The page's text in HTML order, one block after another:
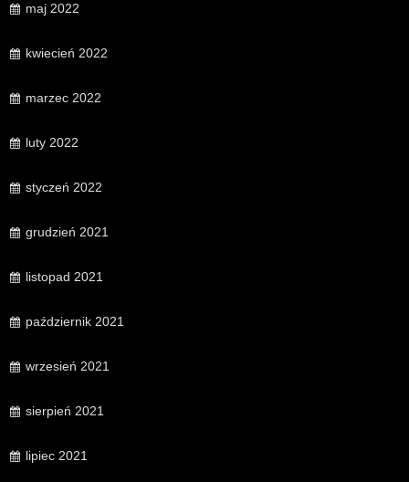
maj 2022
kwiecień 2022
marzec 2022
luty 2022
styczeń 2022
grudzień 2021
listopad 2021
październik 2021
wrzesień 2021
sierpień 2021
lipiec 2021